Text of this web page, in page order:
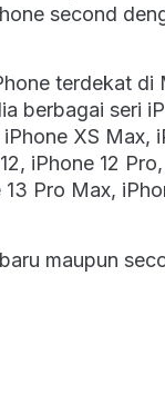
second
terdekat di
berbagai seri
XS Max,
iPhone 12
Pro Max,
maupun